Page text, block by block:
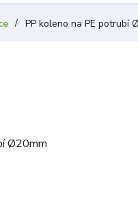
PP koleno na PE potrubí